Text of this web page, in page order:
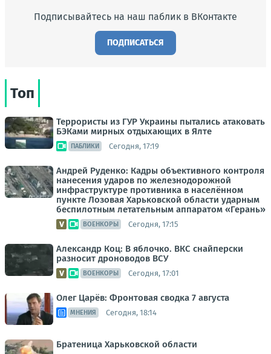
Подписывайтесь на наш паблик в ВКонтакте
ПОДПИСАТЬСЯ
Топ
Террористы из ГУР Украины пытались атаковать
БЭКами мирных отдыхающих в Ялте
ПАБЛИКИ Сегодня, 17:19
Андрей Руденко: Кадры объективного контроля
нанесения ударов по железнодорожной
инфраструктуре противника в населённом
пункте Лозовая Харьковской области ударным
беспилотным летательным аппаратом «Герань»
ВОЕНКОРЫ Сегодня, 17:15
Александр Коц: В яблочко. ВКС снайперски
разносит дроноводов ВСУ
ВОЕНКОРЫ Сегодня, 17:01
Олег Царёв: Фронтовая сводка 7 августа
МНЕНИЯ Сегодня, 18:14
Братеница Харьковской области